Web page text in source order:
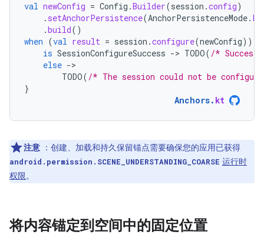
val newConfig = Config .Builder(session .config)
. setAnchorPersistence(AnchorPersistenceMode.
.build()
when (val result = session .configure(newConfig))
is SessionConfigureSuccess -> TODO( /*
else -
TODO( /* The session could not be
}
Anchors. kt
注意 ：创建、加载和持久保留锚点需要确保您的应用已获得
android.permission.SCENE_UNDERSTANDING_COARSE 运行时
权限。
将内容锚定到空间中的固定位置